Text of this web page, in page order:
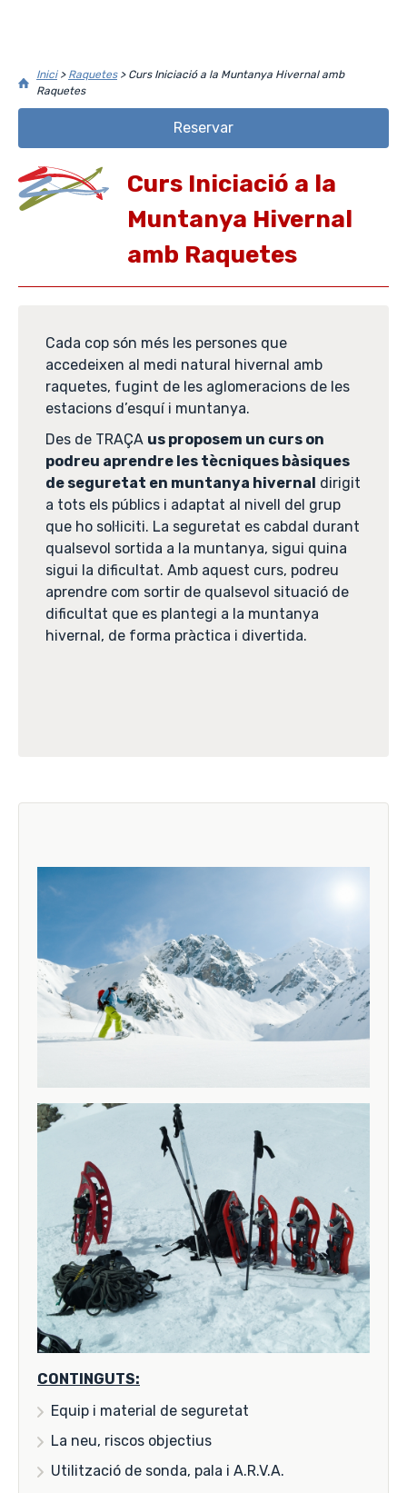
Inici> Raquetes> Curs Iniciació a la Muntanya Hivernal amb
Raquetes
Reservar
Curs Iniciació a la
Muntanya Hivernal
amb Raquetes
Cada cop són més les persones que
accedeixen al medi natural hivernal amb
raquetes, fugint de les aglomeracions de les
estacions d’esquí i muntanya.
Des de TRAÇA us proposem un curs on
podreu aprendre les tècniques bàsiques
de seguretat en muntanya hivernal dirigit
a tots els públics i adaptat al nivell del grup
que ho sol·liciti. La seguretat es cabdal durant
qualsevol sortida a la muntanya, sigui quina
sigui la dificultat. Amb aquest curs, podreu
aprendre com sortir de qualsevol situació de
dificultat que es plantegi a la muntanya
hivernal, de forma pràctica i divertida.
CONTINGUTS:
Equip i material de seguretat
La neu, riscos objectius
Utilització de sonda, pala i A.R.V.A.